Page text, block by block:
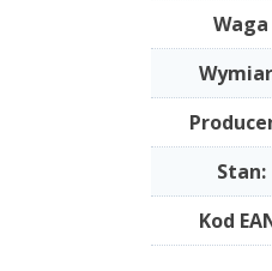
Waga
Stan:
Kod